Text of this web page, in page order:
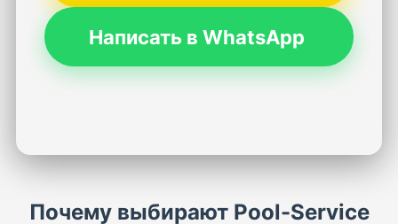
Написать в WhatsApp
Почему выбирают Pool-Service